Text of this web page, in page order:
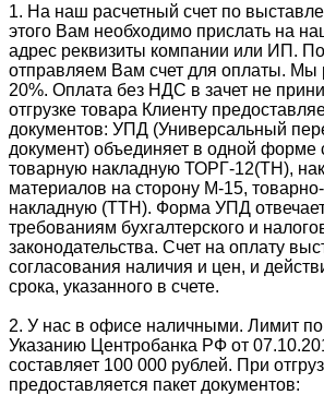
1. На наш расчетный счет по
этого Вам необходимо прислать на
адрес реквизиты компании или ИП.
отправляем Вам счет для оплаты.
20%. Оплата без НДС в зачет не
отгрузке товара Клиенту
документов: УПД (Универсальный
документ) объединяет в одной форме
товарную накладную ТОРГ-12(ТН),
материалов на сторону М-15,
накладную (ТТН). Форма УПД
требованиям бухгалтерского и
законодательства. Cчет на оплату
согласования наличия и цен, и
срока, указанного в счете.
2. У нас в офисе наличными. Лимит по
Указанию Центробанка РФ от
составляет 100 000 рублей. При
предоставляется пакет документов: